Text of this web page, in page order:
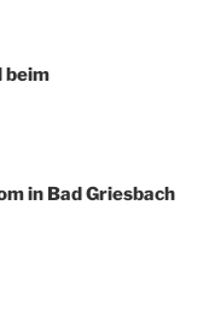
beim
in Bad Griesbach